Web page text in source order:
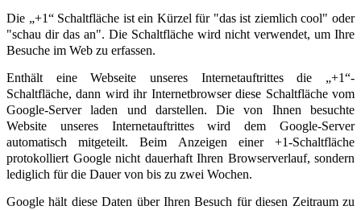
Die „+1“ Schaltfläche ist ein Kürzel für "das ist ziemlich cool" oder
"schau dir das an". Die Schaltfläche wird nicht verwendet, um Ihre
Besuche im Web zu erfassen.
Enthält eine Webseite unseres Internetauftrittes die „+1“-
Schaltfläche, dann wird ihr Internetbrowser diese Schaltfläche vom
Google-Server laden und darstellen. Die von Ihnen besuchte
Website unseres Internetauftrittes wird dem Google-Server
automatisch mitgeteilt. Beim Anzeigen einer +1-Schaltfläche
protokolliert Google nicht dauerhaft Ihren Browserverlauf, sondern
lediglich für die Dauer von bis zu zwei Wochen.
Google hält diese Daten über Ihren Besuch für diesen Zeitraum zu